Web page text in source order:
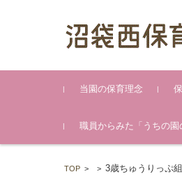
コンテンツに移動
当園の保育理念
保
ク
保
苦
第
職員からみた「うちの園
TOP > > 3歳ちゅうりっぷ